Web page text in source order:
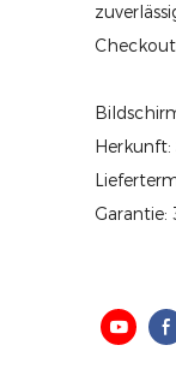
Garantie: